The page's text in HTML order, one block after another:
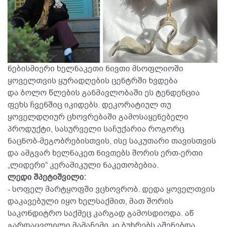
ნებისმიერი ხელნაკეთი ნივთი მსოფლიოში
ყოველთვის ყურადღების ცენტრში ხვდება
და ბოლო წლების განმავლობაში ეს ტენდენცია
ფეხს ჩვენშიც იკიდებს. დეკორატიულ თუ
ყოველდღიურ ცხოვრებაში გამოსაყენებელი
პროდუქტი, სასურველი საჩუქარია როგორც
ნაცნობ-მეგობრებისთვის, ისე საკუთარი თავისთვის
და ამგვარ ხელნაკეთ ნივთებს შორის ერთ-ერთი
„ლიდერი“ კერამიკული ნაკეთობებია.
ლედი შპეტიშვილი:
- სოფელ მარტყოფში ვცხოვრობ. დედა ყოველთვის
დაკავებული იყო ხელსაქმით, მათ შორის
საკონდიტრო საქმეც კარგად გამოსდიოდა. აწ